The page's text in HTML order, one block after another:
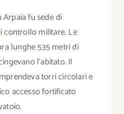
fu sede di
controllo militare. Le
lunghe 535 metri di
l’abitato. Il
torri circolari e
accesso fortificato